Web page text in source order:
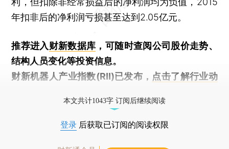
年扣非后的净利润亏损甚至达到2.05亿元。
推荐进入财新数据库 ，可随时查阅公司股价走势、
结构人员变化等投资信息。
财新机器人产业指数(RII)已发布， 点击了解行业动
本文共计1043字 订阅后继续阅读
登录 后获取已订阅的阅读权限